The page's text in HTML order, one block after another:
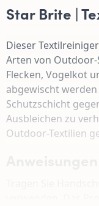
Star Brite |
Dieser
Arten von
Flecken, Vogelkot
abgewischt
Schutzschicht
Ausbleichen zu
Outdoor-Textilien